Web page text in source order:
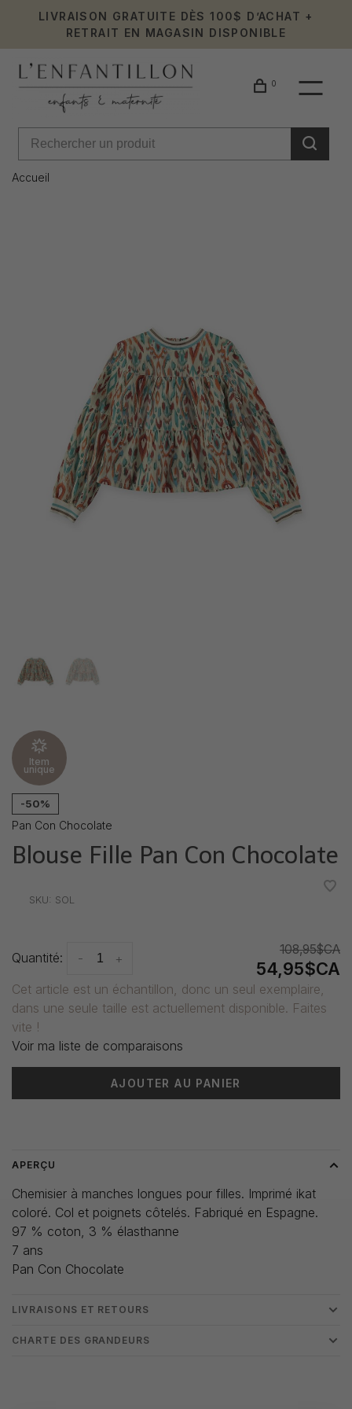
LIVRAISON GRATUITE DÈS 100$ D’ACHAT +
RETRAIT EN MAGASIN DISPONIBLE
0
Accueil
Item
unique
-50%
Pan Con Chocolate
Blouse Fille Pan Con Chocolate
SKU: SOL
Quantité: +
-
108,95$CA
54,95$CA
Cet article est un échantillon, donc un seul exemplaire,
dans une seule taille est actuellement disponible. Faites
vite !
Voir ma liste de comparaisons
AJOUTER AU PANIER
APERÇU
Chemisier à manches longues pour filles. Imprimé ikat
coloré. Col et poignets côtelés. Fabriqué en Espagne.
97 % coton, 3 % élasthanne
7 ans
Pan Con Chocolate
LIVRAISONS ET RETOURS
CHARTE DES GRANDEURS